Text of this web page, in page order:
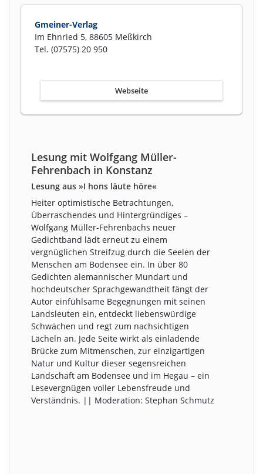
Gmeiner-Verlag
Im Ehnried 5, 88605 Meßkirch
Tel. (07575) 20 950
Webseite
Lesung mit Wolfgang Müller-
Fehrenbach in Konstanz
Lesung aus »I hons läute höre«
Heiter optimistische Betrachtungen,
Überraschendes und Hintergründiges –
Wolfgang Müller-Fehrenbachs neuer
Gedichtband lädt erneut zu einem
vergnüglichen Streifzug durch die Seelen der
Menschen am Bodensee ein. In über 80
Gedichten alemannischer Mundart und
hochdeutscher Sprachgewandtheit fängt der
Autor einfühlsame Begegnungen mit seinen
Landsleuten ein, entdeckt liebenswürdige
Schwächen und regt zum nachsichtigen
Lächeln an. Jede Seite wirkt als einladende
Brücke zum Mitmenschen, zur einzigartigen
Natur und Kultur dieser segensreichen
Landschaft am Bodensee und im Hegau – ein
Lesevergnügen voller Lebensfreude und
Verständnis. || Moderation: Stephan Schmutz